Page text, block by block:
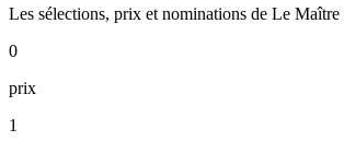
Les sélections, prix et nominations de Le
0
prix
1